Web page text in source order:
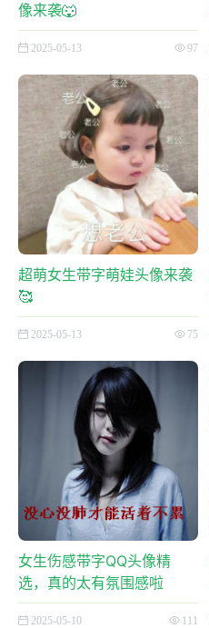
像来袭🐺
2025-05-13 97
超萌女生带字萌娃头像来袭
🥰
2025-05-13 75
女生伤感带字QQ头像精
选，真的太有氛围感啦
2025-05-10 111